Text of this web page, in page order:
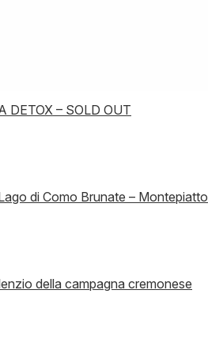
DETOX – SOLD OUT
di Como Brunate – Montepiatto
della campagna cremonese